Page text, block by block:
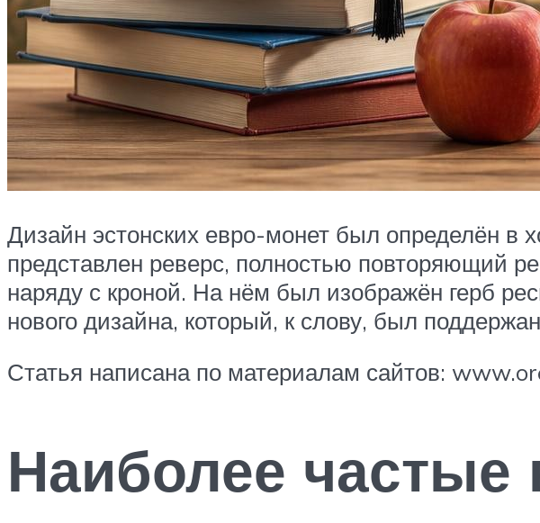
Дизайн эстонских евро-монет был определён в
представлен реверс, полностью повторяющий
наряду с кроной. На нём был изображён герб
нового дизайна, который, к слову, был
Статья написана по материалам сайтов:
Наиболее частые